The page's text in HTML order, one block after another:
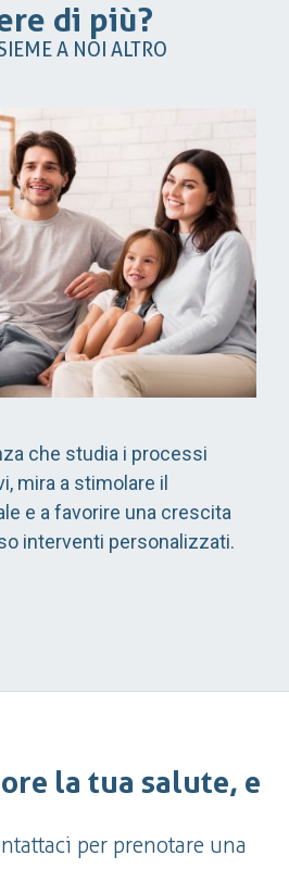
di più?
A NOI ALTRO
che studia i processi
mira a stimolare il
e a favorire una crescita
interventi personalizzati.
la tua salute, e
per prenotare una